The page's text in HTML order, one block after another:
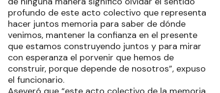
profundo de este acto colectivo que representa
hacer juntos memoria para saber de dónde
venimos, mantener la confianza en el presente
que estamos construyendo juntos y para mirar
con esperanza el porvenir que hemos de
construir, porque depende de nosotros”, expuso
el funcionario.